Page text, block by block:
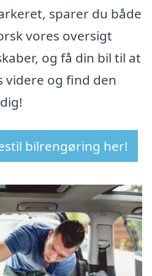
sparer du både
vores oversigt
og få din bil til at
videre og find den
bilrengøring her!